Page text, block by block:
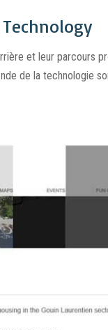
et leur parcours
de la technologie